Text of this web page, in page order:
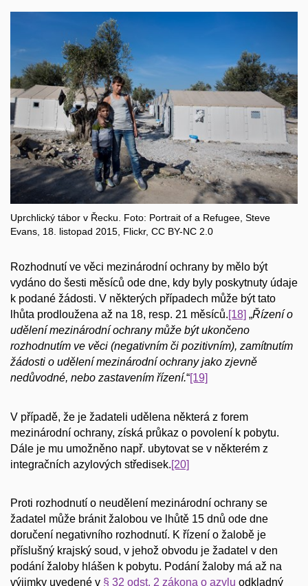
Uprchlický tábor v Řecku. Foto: Portrait of a Refugee, Steve
Evans, 18. listopad 2015, Flickr, CC BY-NC 2.0
Rozhodnutí ve věci mezinárodní ochrany by mělo být
vydáno do šesti měsíců ode dne, kdy byly poskytnuty údaje
k podané žádosti. V některých případech může být tato
lhůta prodloužena až na 18, resp. 21 měsíců.[18] „Řízení o
udělení mezinárodní ochrany může být ukončeno
rozhodnutím ve věci (negativním či pozitivním), zamítnutím
žádosti o udělení mezinárodní ochrany jako zjevně
nedůvodné, nebo zastavením řízení.“[19]
V případě, že je žadateli udělena některá z forem
mezinárodní ochrany, získá průkaz o povolení k pobytu.
Dále je mu umožněno např. ubytovat se v některém z
integračních azylových středisek.[20]
Proti rozhodnutí o neudělení mezinárodní ochrany se
žadatel může bránit žalobou ve lhůtě 15 dnů ode dne
doručení negativního rozhodnutí. K řízení o žalobě je
příslušný krajský soud, v jehož obvodu je žadatel v den
podání žaloby hlášen k pobytu. Podání žaloby má až na
výjimky uvedené v § 32 odst. 2 zákona o azylu odkladný